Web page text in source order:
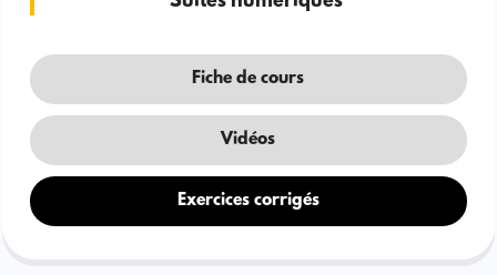
Fiche de cours
Vidéos
Exercices corrigés